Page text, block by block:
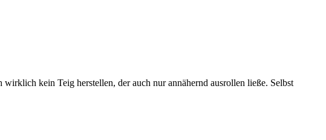
kein Teig herstellen, der auch nur annähernd ausrollen ließe. Selbst